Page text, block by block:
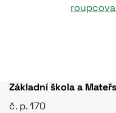
Základní škola a
č. p. 170